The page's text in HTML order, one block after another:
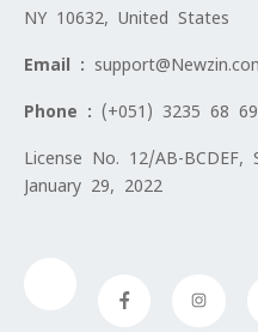
NY 10632, United States
Email :
Phone : (+051) 3235 68 69
License No. 12/AB-BCDEF,
January 29, 2022